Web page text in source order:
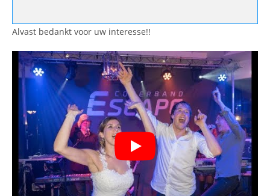
Alvast bedankt voor uw interesse!!